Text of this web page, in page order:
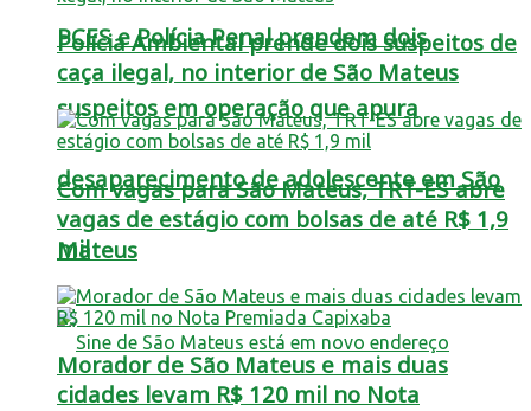
PCES e Polícia Penal prendem dois
suspeitos em operação que apura
desaparecimento de adolescente em São
Mateus
Polícia Ambiental prende dois suspeitos de
caça ilegal, no interior de São Mateus
Com vagas para São Mateus, TRT-ES abre
vagas de estágio com bolsas de até R$ 1,9
mil
Morador de São Mateus e mais duas
cidades levam R$ 120 mil no Nota